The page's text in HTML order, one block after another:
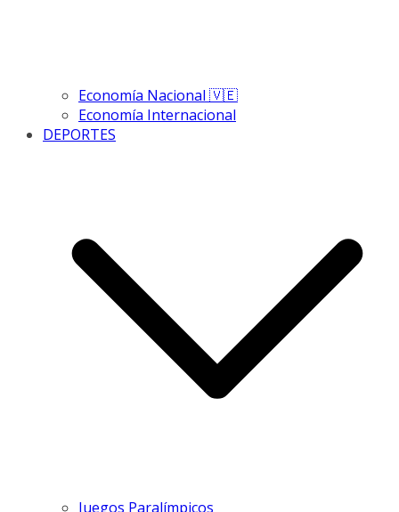
Economía Nacional 🇻🇪
Economía Internacional
DEPORTES
Juegos Paralímpicos